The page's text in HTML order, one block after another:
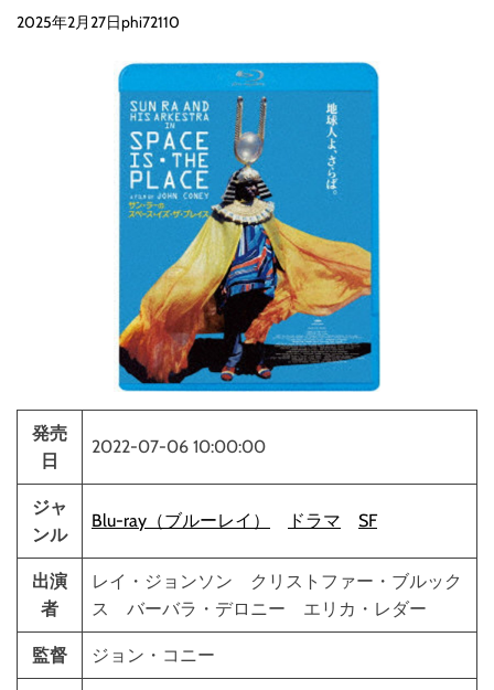
2025年2月27日phi72110
発売
日
2022-07-06 10:00:00
ジャ
ンル
Blu-ray（ブルーレイ） ドラマ SF
出演
者
レイ・ジョンソン クリストファー・ブルック
ス バーバラ・デロニー エリカ・レダー
監督 ジョン・コニー